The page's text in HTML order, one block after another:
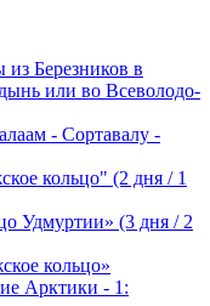
Березников в
или во Всеволодо-
- Сортавалу -
кольцо" (2 дня / 1
Удмуртии» (3 дня / 2
кольцо»
Арктики - 1: